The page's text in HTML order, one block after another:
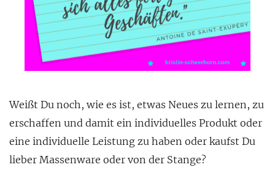
Weißt Du noch, wie es ist, etwas Neues zu lernen, zu
erschaffen und damit ein individuelles Produkt oder
eine individuelle Leistung zu haben oder kaufst Du
lieber Massenware oder von der Stange?